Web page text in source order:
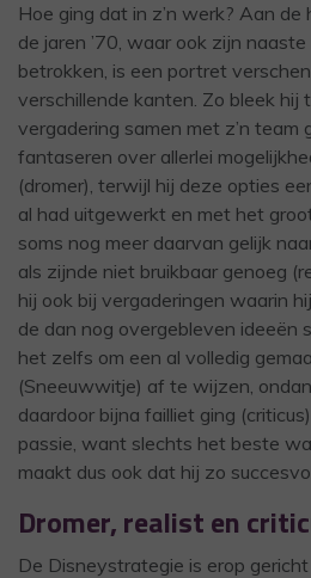
Hoe ging dat in z’n werk? Aan
de jaren ’70, waar ook zijn
betrokken, is een portret
verschillende kanten. Zo bleek hij
vergadering samen met z’n team
fantaseren over allerlei
(dromer), terwijl hij deze opties
al had uitgewerkt en met het
soms nog meer daarvan gelijk
als zijnde niet bruikbaar genoeg
hij ook bij vergaderingen waarin
de dan nog overgebleven ideeën
het zelfs om een al volledig
(Sneeuwwitje) af te wijzen,
daardoor bijna failliet ging
passie, want slechts het beste
maakt dus ook dat hij zo
Dromer, realist en
De Disneystrategie is erop